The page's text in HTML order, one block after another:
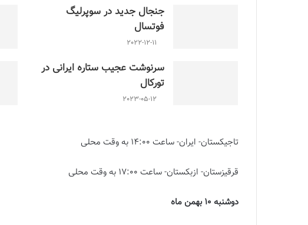
جنجال جدید در سوپرلیگ
فوتسال
2022-12-11
سرنوشت عجیب ستاره ایرانی در
تورکال
2023-05-12
تاجیکستان- ایران- ساعت 14:00 به وقت محلی
قرقیزستان- ازبکستان- ساعت 17:00 به وقت محلی
دوشنبه 10 بهمن ماه